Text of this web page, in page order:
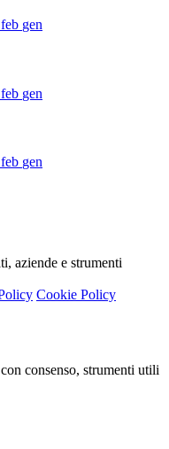
feb gen
feb gen
feb gen
aziende e strumenti
Cookie Policy
consenso, strumenti utili